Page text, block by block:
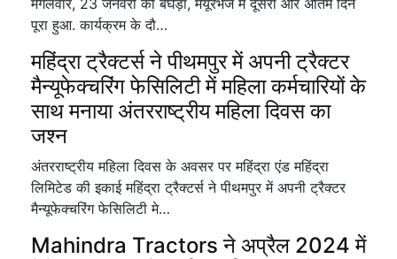
मंगलवार, 23 जनवरी को बघड़ा, मयूरभंज में दूसरा और अंतिम दिन
पूरा हुआ. कार्यक्रम के दौ…
महिंद्रा ट्रैक्टर्स ने पीथमपुर में अपनी ट्रैक्टर
मैन्यूफेक्चरिंग फेसिलिटी में महिला कर्मचारियों के
साथ मनाया अंतरराष्ट्रीय महिला दिवस का
जश्न
अंतरराष्ट्रीय महिला दिवस के अवसर पर महिंद्रा एंड महिंद्रा
लिमिटेड की इकाई महिंद्रा ट्रैक्टर्स ने पीथमपुर में अपनी ट्रैक्टर
मैन्यूफेक्चरिंग फेसिलिटी मे…
Mahindra Tractors ने अप्रैल 2024 में